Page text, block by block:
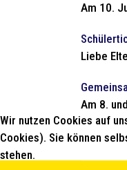
Am 10.
Liebe
Am 8.
Wir nutzen Cookies auf
Cookies). Sie können
stehen.